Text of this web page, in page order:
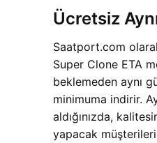
Ücretsiz
Saatport.com
Super Clone ETA
beklemeden aynı
minimuma indirir.
aldığınızda,
yapacak